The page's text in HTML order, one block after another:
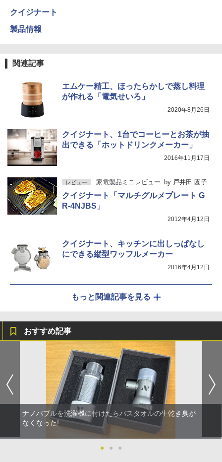
クイジナート
製品情報
関連記事
エムケー精工、ほったらかしで蒸し料理
が作れる「電気せいろ」
2020年8月26日
クイジナート、1台でコーヒーとお茶が抽
出できる「ホットドリンクメーカー」
2016年11月17日
レビュー 家電製品ミニレビュー by 戸井田 園子
クイジナート「マルチグルメプレート G
R-4NJBS」
2012年4月12日
クイジナート、キッチンに出しっぱなし
にできる縦型ワッフルメーカー
2016年4月12日
もっと関連記事を見る
おすすめ記事
ナノバブルを洗濯機に付けたらバスタオルの生乾き臭が
なくなった!
● ● ●